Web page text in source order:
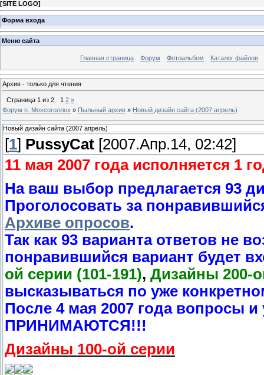
[SITE LOGO]
Форма входа
Меню сайта
Главная страница Форум Фотоальбом Каталог файлов
Архив - только для чтения
Страница 1 из 2 1 2 »
Форум п. Мохсоголлох » Пыльный архив » Новый дизайн сайта (2007 апрель)
Новый дизайн сайта (2007 апрель)
[1] PussyCat [2007.Апр.14, 02:42]
11 мая 2007 года исполняется 1
На ваш выбор предлагается 93
Проголосовать за
Архиве опросов.
Так как 93 варианта ответов не
понравившийся вариант будет
ой серии (101-191), Дизайны 200-
высказываться по уже
После 4 мая 2007 года вопросы и
ПРИНИМАЮТСЯ!!!
Дизайны 100-ой серии